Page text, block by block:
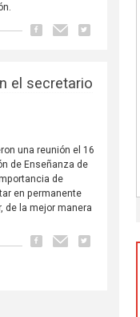
el secretario
una reunión el 16
de Enseñanza de
de
en permanente
de la mejor manera